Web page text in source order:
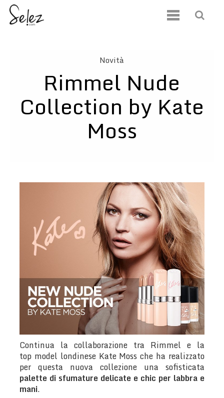
Novità
Rimmel Nude
Collection by Kate
Moss
Continua la collaborazione tra Rimmel e la
top model londinese Kate Moss che ha realizzato
per questa nuova collezione una sofisticata
palette di sfumature delicate e chic per labbra e
mani.